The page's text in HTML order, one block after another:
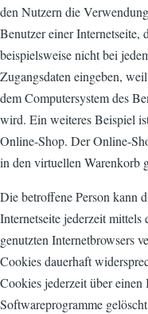
den Nutzern die
Benutzer einer Internetseite,
beispielsweise nicht bei
Zugangsdaten eingeben,
dem Computersystem des
wird. Ein weiteres Beispiel
Online-Shop. Der Online-
in den virtuellen Warenkorb
Die betroffene Person kann
Internetseite jederzeit mittels
genutzten Internetbrowsers
Cookies dauerhaft
Cookies jederzeit über einen
Softwareprogramme